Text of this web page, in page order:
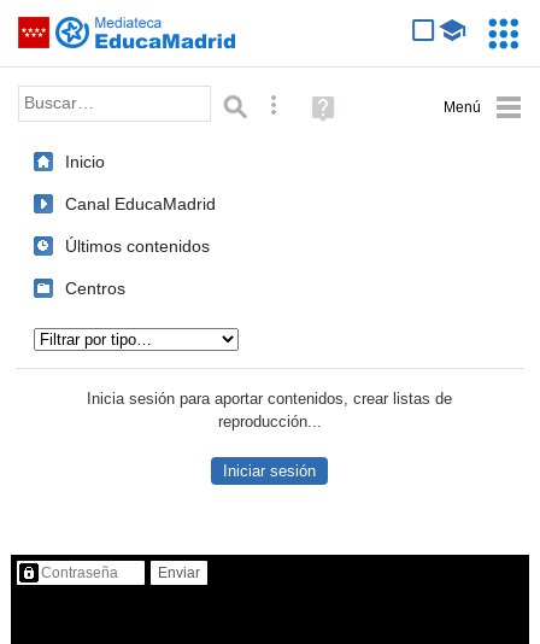
Saltar navegación
Palabra o frase: Búsqueda avanzada
Ayuda
(en
Inicio
Canal EducaMadrid
Últimos contenidos
Centros
Inicia sesión para aportar contenidos, crear listas de
reproducción...
Iniciar sesión
Contenido protegido…